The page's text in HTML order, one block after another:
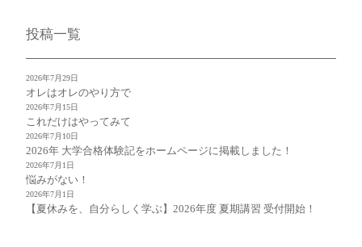
投稿一覧
オレはオレのやり方で
2026年7月29日
これだけはやってみて
2026年7月15日
2026年 大学合格体験記をホームページに掲載しました！
2026年7月10日
悩みがない！
2026年7月1日
【夏休みを、自分らしく学ぶ】2026年度 夏期講習 受付開始！
2026年7月1日